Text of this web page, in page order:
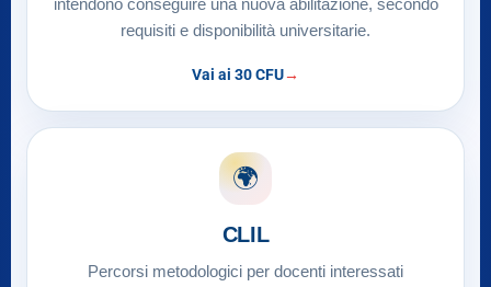
intendono conseguire una nuova abilitazione, secondo
requisiti e disponibilità universitarie.
Vai ai 30 CFU
🌍
CLIL
Percorsi metodologici per docenti interessati